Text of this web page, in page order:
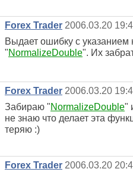
Forex Trader 2006.03.20
Выдает ошибку с указанием
"NormalizeDouble". Их
Forex Trader 2006.03.20
Забираю "NormalizeDouble"
не знаю что делает эта
теряю :)
Forex Trader 2006.03.20